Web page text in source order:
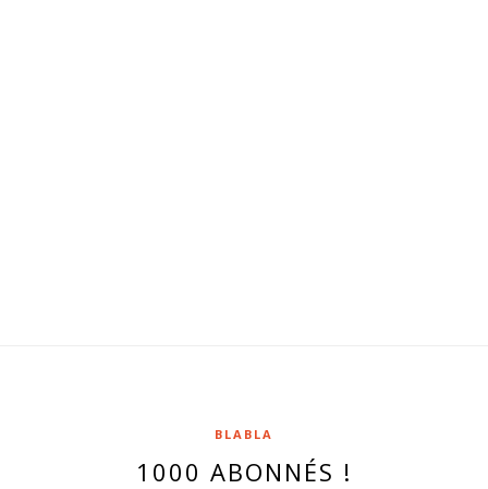
BLABLA
1000 ABONNÉS !